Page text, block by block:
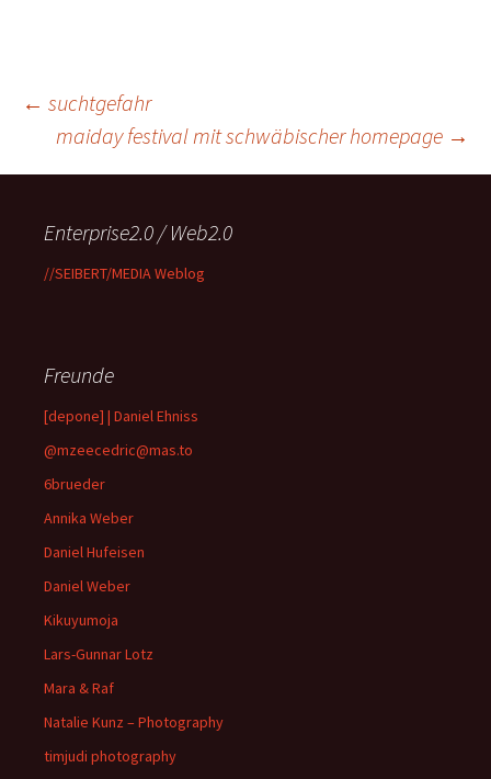
Beitragsnavigation
← suchtgefahr
maiday festival mit schwäbischer homepage →
Enterprise2.0 / Web2.0
//SEIBERT/MEDIA Weblog
Freunde
[depone] | Daniel Ehniss
@mzeecedric@mas.to
6brueder
Annika Weber
Daniel Hufeisen
Daniel Weber
Kikuyumoja
Lars-Gunnar Lotz
Mara & Raf
Natalie Kunz – Photography
timjudi photography